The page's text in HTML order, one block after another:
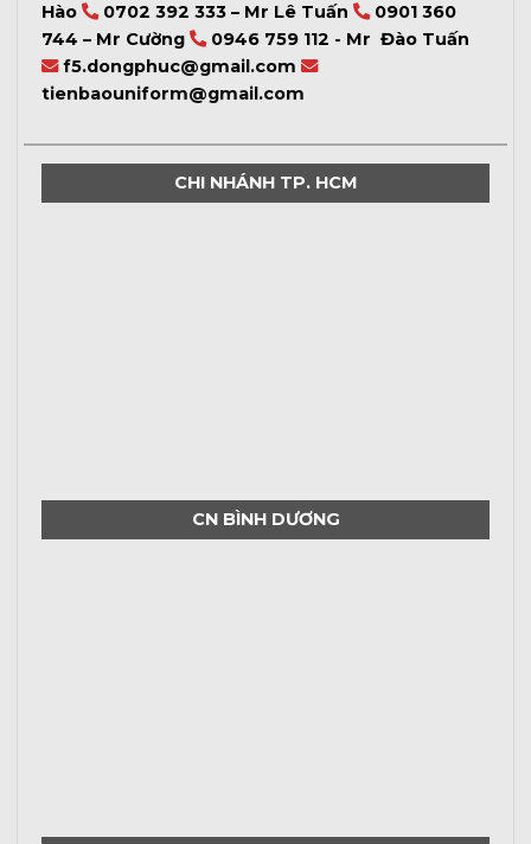
Hào
0702 392 333 – Mr Lê Tuấn
0901 360
744 – Mr Cường
0946 759 112 - Mr Đào Tuấn
f5.dongphuc@gmail.com
tienbaouniform@gmail.com
CHI NHÁNH TP. HCM
CN BÌNH DƯƠNG